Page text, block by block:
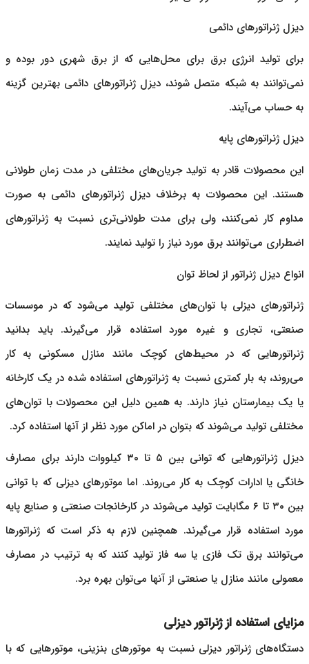
دیزل ژنراتورهای دائمی
برای تولید انرژی برق برای محل‌هایی که از برق شهری دور بوده و
نمی‌توانند به شبکه متصل شوند، دیزل ژنراتورهایدائمی بهترین گزینه
به حساب می‌آیند.
دیزل ژنراتورهای پایه
این محصولات قادر به تولید جریان‌های مختلفی در مدت زمان طولانی
هستند. این محصولات به برخلاف دیزل ژنراتورهایدائمی به صورت
مداوم کار نمی‌کنند، ولی برای مدت طولانی‌تری نسبت به ژنراتورهای
اضطراری می‌توانند برق مورد نیاز را تولید نمایند.
انواع دیزل ژنراتور از لحاظ توان
ژنراتورهای دیزلیبا توان‌های مختلفی تولید می‌شود که در موسسات
صنعتی، تجاری و غیره مورد استفاده قرار می‌گیرند. باید بدانید
ژنراتورهایی که در محیط‌های کوچک مانند منازل مسکونی به کار
می‌روند، به بار کمتری نسبت به ژنراتورهای استفاده شده در یک کارخانه
یا یک بیمارستان نیاز دارند. به همین دلیل این محصولات با توان‌های
مختلفی تولید می‌شوند که بتوان در اماکن مورد نظر از آنها استفاده کرد.
دیزل ژنراتور
هایی که توانی بین ۵ تا ۳۰ کیلووات دارند برای مصارف
خانگی یا ادارات کوچک به کار می‌روند. اما موتورهای دیزلی که با توانی
بین ۳۰ تا ۶ مگابایت تولید می‌شوند در کارخانجات صنعتی و صنایع پایه
مورد استفاده قرار می‌گیرند. همچنین لازم به ذکر است که ژنراتورها
می‌توانند برق تک فازی یا سه فاز تولید کنند که به ترتیب در مصارف
معمولی مانند منازل یا صنعتی از آنها می‌توان بهره برد.
مزایای استفاده از ژنراتور دیزلی
دستگاه‌های ژنراتور دیزلی نسبت به موتورهای بنزینی، موتورهایی که با